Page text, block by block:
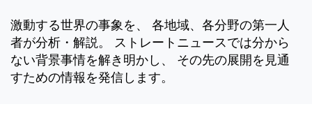
激動する世界の事象を、 各地域、各分野の第一人
者が分析・解説。 ストレートニュースでは分から
ない背景事情を解き明かし、 その先の展開を見通
すための情報を発信します。